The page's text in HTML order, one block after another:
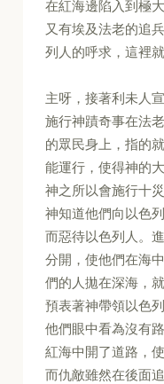
在紅海邊陷入到極
又有埃及法老的追
列人的呼求，這裡
主呀，接著利未人
施行神蹟奇事在法
的眾民身上，指的
能運行，使得神的
神之所以會施行十
神知道他們向以色
而惡待以色列人。
分開，使他們在海
們的人拋在深海，
預表著神帶領以色
他們眼中看為沒有
紅海中開了道路，
而仇敵雖然在後面